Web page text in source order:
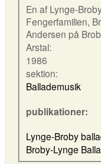
En af Lynge-
Fengerfamilien,
Andersen på
Arstal:
1986
sektion:
Ballademusik
publikationer:
Lynge-Broby